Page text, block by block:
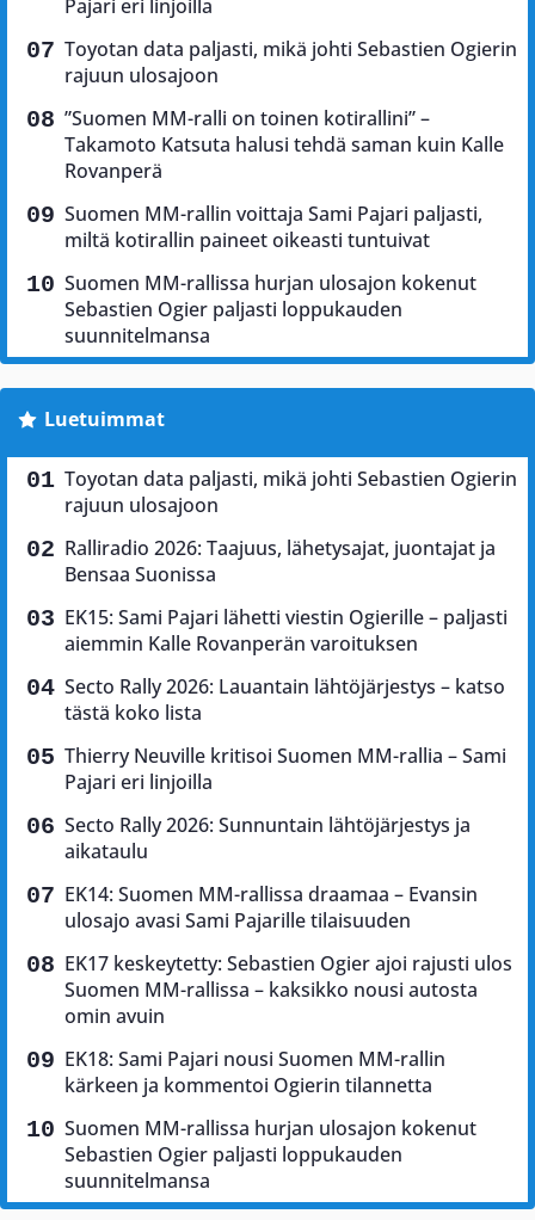
Pajari eri linjoilla
Toyotan data paljasti, mikä johti Sebastien Ogierin
rajuun ulosajoon
”Suomen MM-ralli on toinen kotirallini” –
Takamoto Katsuta halusi tehdä saman kuin Kalle
Rovanperä
Suomen MM-rallin voittaja Sami Pajari paljasti,
miltä kotirallin paineet oikeasti tuntuivat
Suomen MM-rallissa hurjan ulosajon kokenut
Sebastien Ogier paljasti loppukauden
suunnitelmansa
Luetuimmat
Toyotan data paljasti, mikä johti Sebastien Ogierin
rajuun ulosajoon
Ralliradio 2026: Taajuus, lähetysajat, juontajat ja
Bensaa Suonissa
EK15: Sami Pajari lähetti viestin Ogierille – paljasti
aiemmin Kalle Rovanperän varoituksen
Secto Rally 2026: Lauantain lähtöjärjestys – katso
tästä koko lista
Thierry Neuville kritisoi Suomen MM-rallia – Sami
Pajari eri linjoilla
Secto Rally 2026: Sunnuntain lähtöjärjestys ja
aikataulu
EK14: Suomen MM-rallissa draamaa – Evansin
ulosajo avasi Sami Pajarille tilaisuuden
EK17 keskeytetty: Sebastien Ogier ajoi rajusti ulos
Suomen MM-rallissa – kaksikko nousi autosta
omin avuin
EK18: Sami Pajari nousi Suomen MM-rallin
kärkeen ja kommentoi Ogierin tilannetta
Suomen MM-rallissa hurjan ulosajon kokenut
Sebastien Ogier paljasti loppukauden
suunnitelmansa